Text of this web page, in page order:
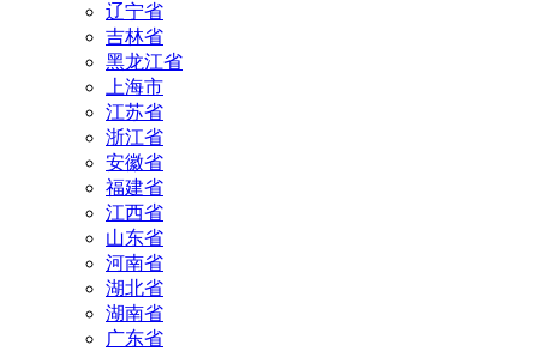
辽宁省
吉林省
黑龙江省
上海市
江苏省
浙江省
安徽省
福建省
江西省
山东省
河南省
湖北省
湖南省
广东省